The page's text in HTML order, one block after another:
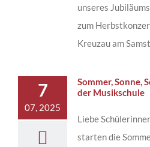
unseres
zum
Kreuzau am
7
07, 2025
Sommer, Sonne,
der Musikschule
Liebe
starten die